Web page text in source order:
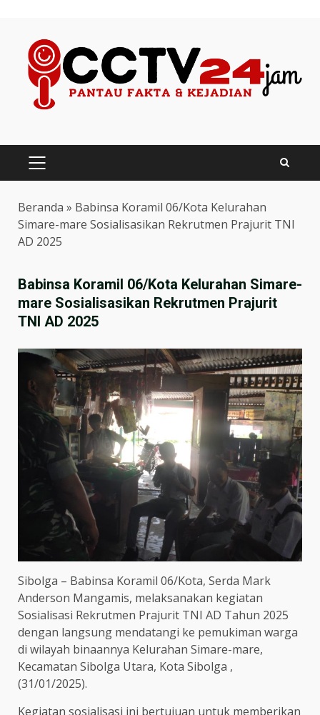
content
PRIMARY
MENU
Beranda » Babinsa Koramil 06/Kota Kelurahan
Simare-mare Sosialisasikan Rekrutmen Prajurit TNI
AD 2025
Babinsa Koramil 06/Kota Kelurahan Simare-
mare Sosialisasikan Rekrutmen Prajurit
TNI AD 2025
Sibolga – Babinsa Koramil 06/Kota, Serda Mark
Anderson Mangamis, melaksanakan kegiatan
Sosialisasi Rekrutmen Prajurit TNI AD Tahun 2025
dengan langsung mendatangi ke pemukiman warga
di wilayah binaannya Kelurahan Simare-mare,
Kecamatan Sibolga Utara, Kota Sibolga ,
(31/01/2025).
Kegiatan sosialisasi ini bertujuan untuk memberikan